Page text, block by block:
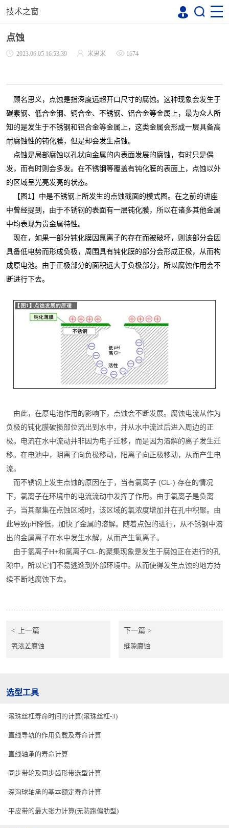
技术之窗
点蚀
2023.06.05 16:53:39 米思米 1674
顾名思义，点蚀是指深度远超开口尺寸的腐蚀。这种现象会发生于
碳素钢、低合金钢、铜合金、不锈钢、铝合金等金属上，最为众人所
知的是发生于不锈钢和铝合金等金属上，这类金属会形成一层具备高
耐腐蚀性的钝化膜，但是却会发生点蚀。
点蚀是局部腐蚀以孔状向金属的内表面发展的腐蚀，有时只是偶
发，而有时则会多发。在不锈钢等覆盖有钝化膜的表面上，点蚀以外
的区域呈光亮发亮的状态。
【图1】中是不锈钢上所发生的点蚀截面的模式图。在之前的讲座
中曾经提到，由于不锈钢的表面有一层钝化膜，所以在诸多其他金属
中均表现为贵金属特性。
现在，如果一部分钝化膜因氯离子的存在而被破坏，则该部分会因
具备低电势而形成负极，周围具有钝化膜的部分会形成正极，从而构
成原电池。由于正极部分的面积远大于负极部分，所以腐蚀作用会不
断进行下去。
由此，在原电池作用的影响下，点蚀会不断发展。腐蚀电流从作为
负极的钝化膜破损部位流出到水中，并从水中流过后进入周边的正
极。电流在水中流动并非因为电子迁移，而是因为溶解的离子发生迁
移。在电池中，阴离子向负极移动，阳离子向正极移动，从而产生电
流。
而不锈钢上发生点蚀的原因在于，当有氯离子 (CL-) 存在的情况
下，氯离子在环境中的电流流动中发挥了作用。由于氯离子是负离
子，当其聚集在点蚀区域时，该区域的氯浓度增加并在孔中积聚。由
此导致pH降低，加快了金属的溶解。随着点蚀的进行，从不锈钢中溶
出的金属离子在水中发生水解，从而产生氢离子。
由于氢离子H+和氯离子CL-的聚集现象是发生于腐蚀正在进行的孔
隙中，所以它们不易逃逸到外部环境中。从而使得发生点蚀的地方持
续不断地腐蚀下去。
上一篇
氧浓差腐蚀
下一篇
缝隙腐蚀
选型工具
滚珠丝杠寿命时间的计算(滚珠丝杠-3)
直线导轨的作用负载及寿命计算
直线轴承的寿命计算
同步带轮及同步齿形带选型计算
深沟球轴承的基本额定寿命计算
平皮带的最大张力计算(无防跑偏肋型)